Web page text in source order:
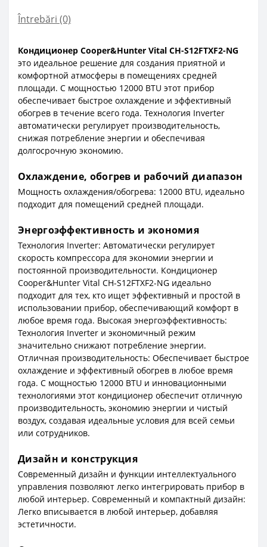
Întrebări (0)
Кондиционер Cooper&Hunter Vital CH-S12FTXF2-NG
это идеальное решение для создания приятной и
комфортной атмосферы в помещениях средней
площади. С мощностью 12000 BTU этот прибор
обеспечивает быстрое охлаждение и эффективный
обогрев в течение всего года. Технология Inverter
автоматически регулирует производительность,
снижая потребление энергии и обеспечивая
долгосрочную экономию.
Охлаждение, обогрев и рабочий диапазон
Мощность охлаждения/обогрева: 12000 BTU, идеально
подходит для помещений средней площади.
Энергоэффективность и экономия
Технология Inverter: Автоматически регулирует
скорость компрессора для экономии энергии и
постоянной производительности. Кондиционер
Cooper&Hunter Vital CH-S12FTXF2-NG идеально
подходит для тех, кто ищет эффективный и простой в
использовании прибор, обеспечивающий комфорт в
любое время года. Высокая энергоэффективность:
Технология Inverter и экономичный режим
значительно снижают потребление энергии.
Отличная производительность: Обеспечивает быстрое
охлаждение и эффективный обогрев в любое время
года. С мощностью 12000 BTU и инновационными
технологиями этот кондиционер обеспечит отличную
производительность, экономию энергии и чистый
воздух, создавая идеальные условия для всей семьи
или сотрудников.
Дизайн и конструкция
Современный дизайн и функции интеллектуального
управления позволяют легко интегрировать прибор в
любой интерьер. Современный и компактный дизайн:
Легко вписывается в любой интерьер, добавляя
эстетичности.